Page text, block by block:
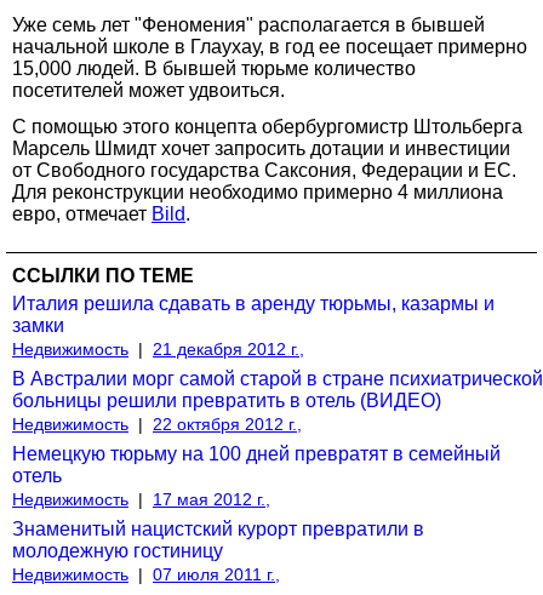
Уже семь лет "Феномения" располагается в бывшей
начальной школе в Глаухау, в год ее посещает примерно
15,000 людей. В бывшей тюрьме количество
посетителей может удвоиться.
С помощью этого концепта обербургомистр Штольберга
Марсель Шмидт хочет запросить дотации и инвестиции
от Свободного государства Саксония, Федерации и ЕС.
Для реконструкции необходимо примерно 4 миллиона
евро, отмечает Bild.
ССЫЛКИ ПО ТЕМЕ
Италия решила сдавать в аренду тюрьмы, казармы и
замки
Недвижимость | 21 декабря 2012 г.,
В Австралии морг самой старой в стране психиатрической
больницы решили превратить в отель (ВИДЕО)
Недвижимость | 22 октября 2012 г.,
Немецкую тюрьму на 100 дней превратят в семейный
отель
Недвижимость | 17 мая 2012 г.,
Знаменитый нацистский курорт превратили в
молодежную гостиницу
Недвижимость | 07 июля 2011 г.,